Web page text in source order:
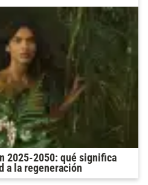
2025-2050: qué significa
a la regeneración